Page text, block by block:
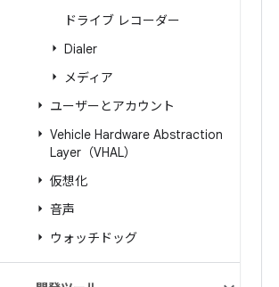
ドライブ レコーダー
Dialer
メディア
ユーザーとアカウント
Vehicle Hardware Abstraction
Layer（VHAL）
仮想化
音声
ウォッチドッグ